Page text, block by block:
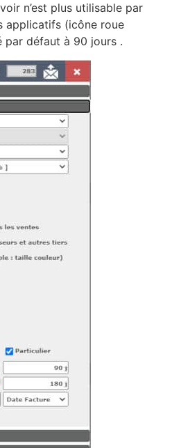
n’est plus utilisable par
applicatifs (icône roue
par défaut à 90 jours .